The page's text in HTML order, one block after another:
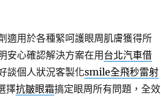
適用於各種緊呵護眼周肌膚獲得所
安心確認解決方案在用台北汽車借
談個人狀況客製化smile全飛秒雷射
擇抗皺眼霜搞定眼周所有問題，全效